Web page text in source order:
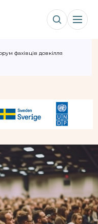
фахівців довкілля